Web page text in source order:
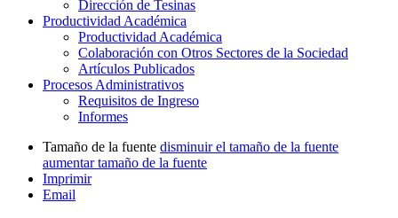
Dirección de Tesinas
Productividad Académica
Productividad Académica
Colaboración con Otros Sectores de la Sociedad
Artículos Publicados
Procesos Administrativos
Requisitos de Ingreso
Informes
Tamaño de la fuente disminuir el tamaño de la fuente
aumentar tamaño de la fuente
Imprimir
Email